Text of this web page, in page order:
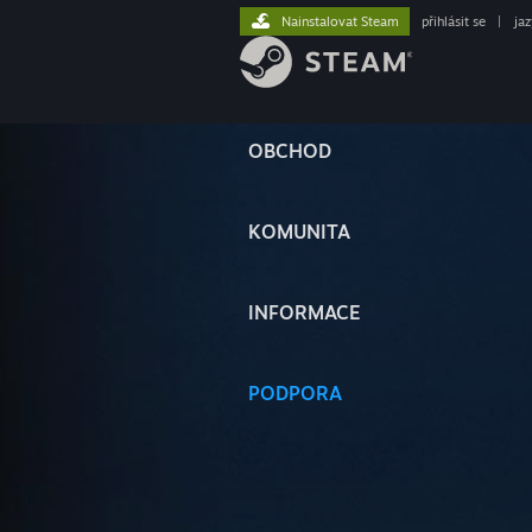
OBCHOD
KOMUNITA
INFORMACE
PODPORA
Nainstalovat Steam přihlásit se